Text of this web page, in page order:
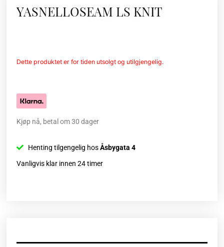
YASNELLOSEAM LS KNIT
Dette produktet er for tiden utsolgt og utilgjengelig.
Kjøp nå, betal om 30 dager
Henting tilgengelig hosÅsbygata 4
Vanligvis klar innen 24 timer